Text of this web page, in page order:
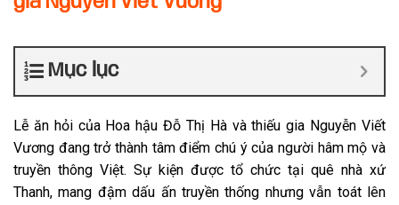
Mục lục
Lễ ăn hỏi của Hoa hậu Đỗ Thị Hà và thiếu gia Nguyễn Viết
Vương đang trở thành tâm điểm chú ý của người hâm mộ và
truyền thông Việt. Sự kiện được tổ chức tại quê nhà xứ
Thanh, mang đậm dấu ấn truyền thống nhưng vẫn toát lên